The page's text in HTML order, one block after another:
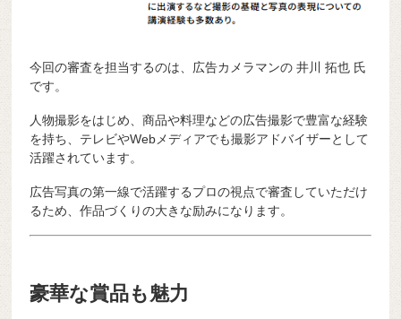
今回の審査を担当するのは、広告カメラマンの井川 拓也 氏
です。
人物撮影をはじめ、商品や料理などの広告撮影で豊富な経験
を持ち、テレビやWebメディアでも撮影アドバイザーとして
活躍されています。
広告写真の第一線で活躍するプロの視点で審査していただけ
るため、作品づくりの大きな励みになります。
豪華な賞品も魅力